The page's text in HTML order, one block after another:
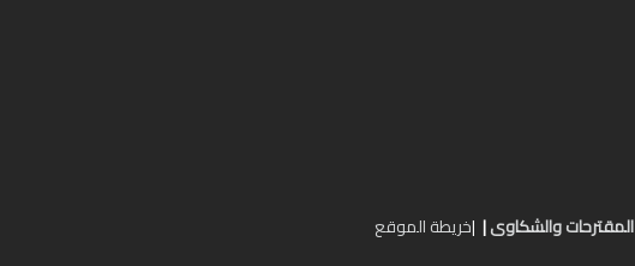
المقترحات والشكاوى|
|خريطة الموقع